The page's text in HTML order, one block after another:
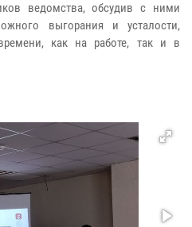
ведомства, обсудив с ними
выгорания и усталости,
как на работе, так и в